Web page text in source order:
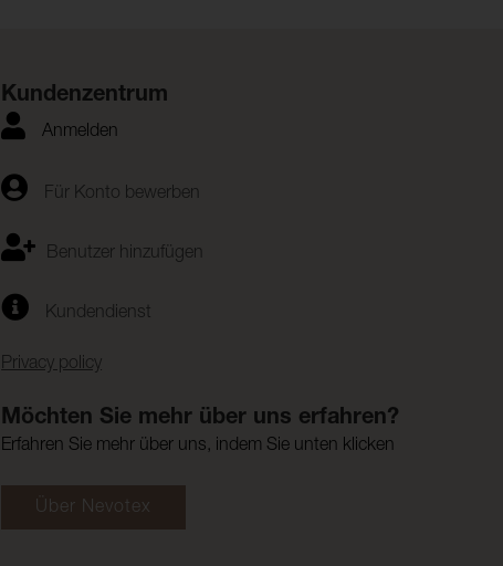
Kundenzentrum
Anmelden
Für Konto bewerben
Benutzer hinzufügen
Kundendienst
Privacy policy
Möchten Sie mehr über uns erfahren?
Erfahren Sie mehr über uns, indem Sie unten klicken
Über Nevotex